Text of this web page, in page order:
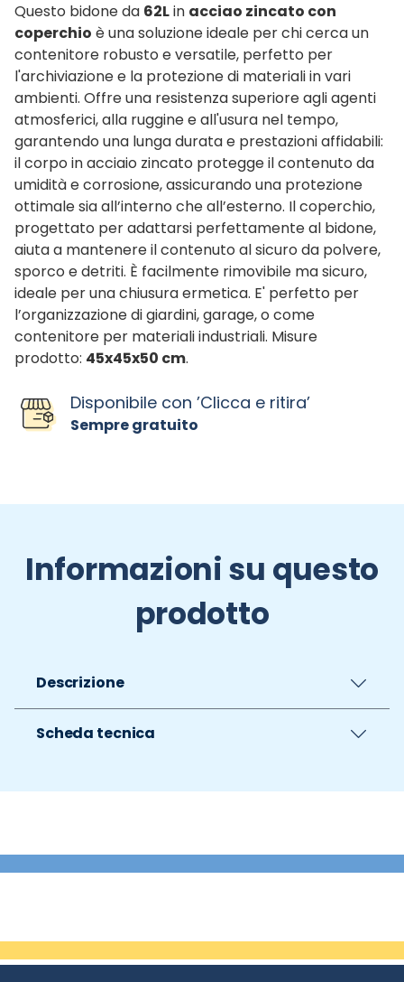
Questo bidone da 62Lin acciao zincato con
coperchio è una soluzione ideale per chi cerca un
contenitore robusto e versatile, perfetto per
l'archiviazione e la protezione di materiali in vari
ambienti. Offre una resistenza superiore agli agenti
atmosferici, alla ruggine e all'usura nel tempo,
garantendo una lunga durata e prestazioni affidabili:
il corpo in acciaio zincato protegge il contenuto da
umidità e corrosione, assicurando una protezione
ottimale sia all’interno che all’esterno. Il coperchio,
progettato per adattarsi perfettamente al bidone,
aiuta a mantenere il contenuto al sicuro da polvere,
sporco e detriti. È facilmente rimovibile ma sicuro,
ideale per una chiusura ermetica. E' perfetto per
l’organizzazione di giardini, garage, o come
contenitore per materiali industriali. Misure
prodotto: 45x45x50 cm.
Disponibile con ’Clicca e ritira’
Sempre gratuito
Informazioni su questo
prodotto
Descrizione
Scheda tecnica